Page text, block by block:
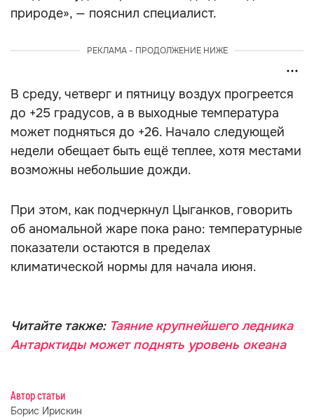
природе», — пояснил специалист.
РЕКЛАМА - ПРОДОЛЖЕНИЕ НИЖЕ
В среду, четверг и пятницу воздух прогреется
до +25 градусов, а в выходные температура
может подняться до +26. Начало следующей
недели обещает быть ещё теплее, хотя местами
возможны небольшие дожди.
При этом, как подчеркнул Цыганков, говорить
об аномальной жаре пока рано: температурные
показатели остаются в пределах
климатической нормы для начала июня.
Читайте также: Таяние крупнейшего ледника
Антарктиды может поднять уровень океана
Автор статьи
Борис Ирискин